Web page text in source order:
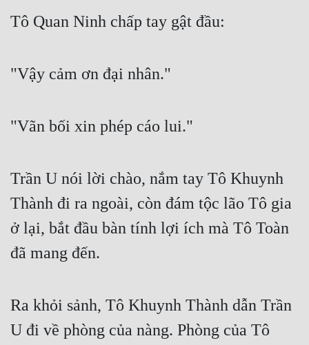
Dị Năng
Gia Đấu
Góc Nhìn Nam
Góc Nhìn Nữ
Huyền Nghi
Huyền Ảo
Tô Quan Ninh chấp tay gật đầu:
"Vậy cảm ơn đại nhân."
"Vãn bối xin phép cáo lui."
Trần U nói lời chào, nắm tay Tô Khuynh
Thành đi ra ngoài, còn đám tộc lão Tô gia
ở lại, bắt đầu bàn tính lợi ích mà Tô Toàn
đã mang đến.
Ra khỏi sảnh, Tô Khuynh Thành dẫn Trần
U đi về phòng của nàng. Phòng của Tô